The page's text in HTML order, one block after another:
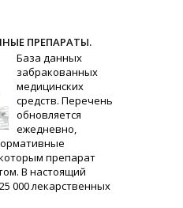
ПРЕПАРАТЫ.
База данных
забракованных
медицинских
средств. Перечень
обновляется
ежедневно,
препарат
В настоящий
000 лекарственных